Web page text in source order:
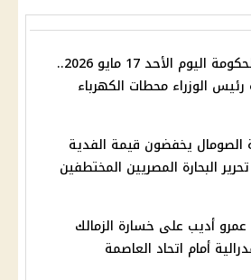
أخبار الحكومة اليوم الأحد 17 مايو 2026..
رئيس الوزراء محطات الكهرباء
الصومال يخفضون قيمة الفدية
البحارة المصريين المختطفين
أديب على خسارة الزمالك
أمام اتحاد العاصمة